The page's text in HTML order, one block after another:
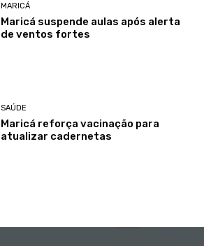
MARICÁ
Maricá suspende aulas após alerta
de ventos fortes
SAÚDE
Maricá reforça vacinação para
atualizar cadernetas